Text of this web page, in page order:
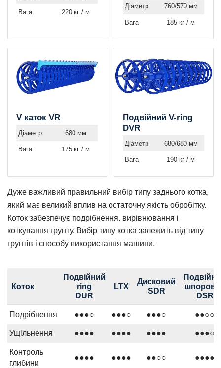
Вага 220 кг / м
Діаметр 760/570 мм
Вага 185 кг / м
V каток VR
Діаметр 680 мм
Вага 175 кг / м
Подвійний V-ring
DVR
Діаметр 680/680 мм
Вага 190 кг / м
Дуже важливий правильний вибір типу заднього котка,
який має великий вплив на остаточну якість обробітку.
Коток забезпечує подрібнення, вирівнювання і
коткування грунту. Вибір типу котка залежить від типу
грунтів і способу використання машини.
Коток
Подвійний
ring
DUR
LTX
Дисковий
SDR
DSR
Подрібнення ●●●○ ●●●○ ●●●○ ●●○○
Ущільнення ●●●● ●●●● ●●●● ●●●○
Контроль
глибини
●●●● ●●●● ●●○○ ●●●●